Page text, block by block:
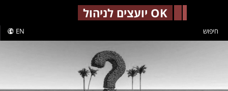
OK יועצים לניהול
EN חיפוש